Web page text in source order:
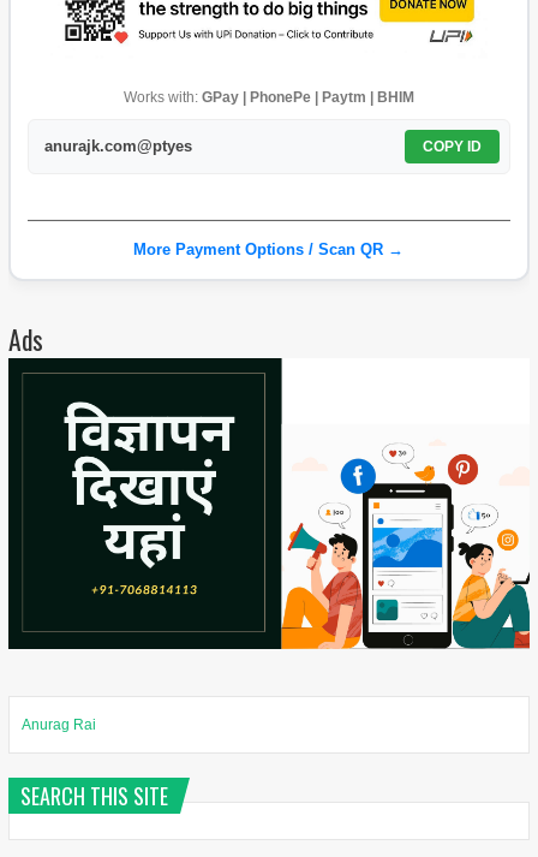
Works with: GPay | PhonePe | Paytm | BHIM
anurajk.com@ptyes COPY ID
More Payment Options / Scan QR →
Ads
Anurag Rai
SEARCH THIS SITE